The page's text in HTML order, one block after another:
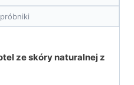
ze skóry naturalnej z